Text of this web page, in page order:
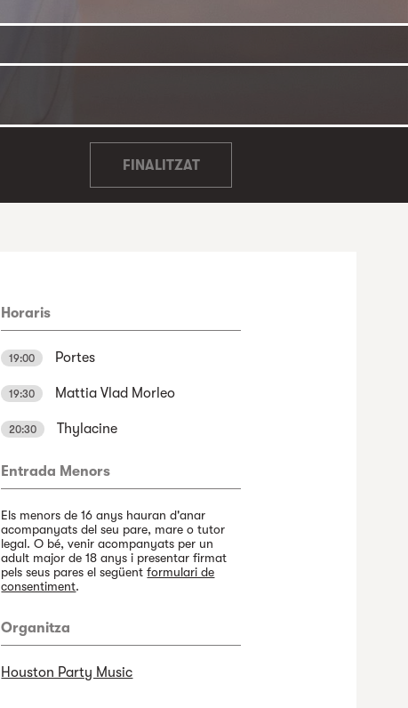
FINALITZAT
Horaris
19:00 Portes
19:30 Mattia Vlad Morleo
20:30 Thylacine
Entrada Menors
Els menors de 16 anys hauran d'anar
acompanyats del seu pare, mare o tutor
legal. O bé, venir acompanyats per un
adult major de 18 anys i presentar firmat
pels seus pares el següentformulari de
consentiment.
Organitza
Houston Party Music